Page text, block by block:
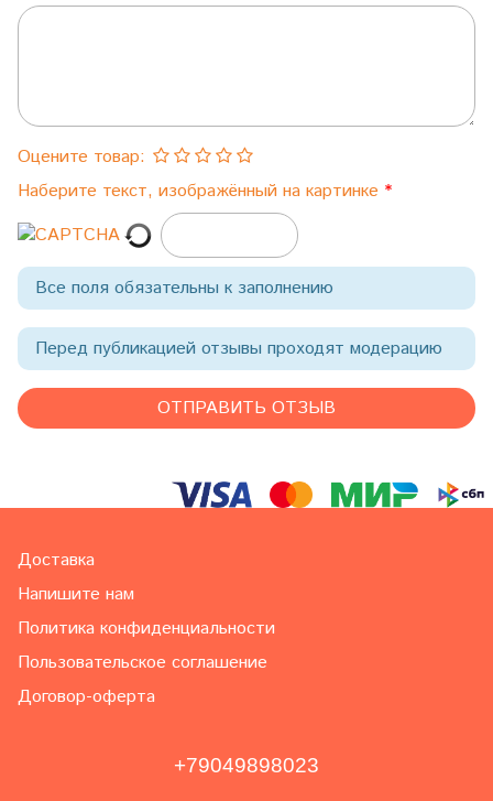
Оцените товар:
Наберите текст, изображённый на картинке
Все поля обязательны к заполнению
Перед публикацией отзывы проходят модерацию
Доставка
Напишите нам
Политика конфиденциальности
Пользовательское соглашение
Договор-оферта
+79049898023